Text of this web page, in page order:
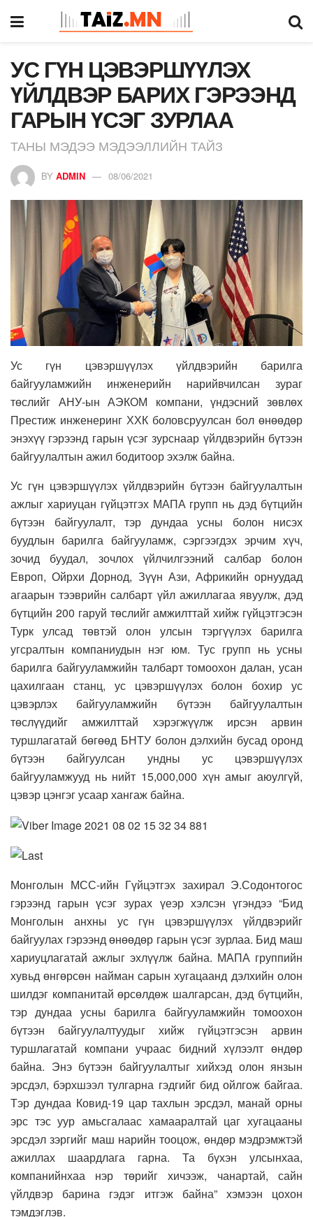
УС ГҮН ЦЭВЭРШҮҮЛЭХ
ҮЙЛДВЭР БАРИХ ГЭРЭЭНД
ГАРЫН ҮСЭГ ЗУРЛАА
ТАНЫ МЭДЭЭ МЭДЭЭЛЛИЙН ТАЙЗ
BY ADMIN 08/06/2021
Ус гүн цэвэршүүлэх үйлдвэрийн барилга
байгууламжийн инженерийн нарийвчилсан зураг
төслийг АНУ-ын АЭКОМ компани, үндэсний зөвлөх
Престиж инженеринг ХХК боловсруулсан бол өнөөдөр
энэхүү гэрээнд гарын үсэг зурснаар үйлдвэрийн бүтээн
байгуулалтын ажил бодитоор эхэлж байна.
Ус гүн цэвэршүүлэх үйлдвэрийн бүтээн байгуулалтын
ажлыг хариуцан гүйцэтгэх МАПА групп нь дэд бүтцийн
бүтээн байгуулалт, тэр дундаа усны болон нисэх
буудлын барилга байгууламж, сэргээгдэх эрчим хүч,
зочид буудал, зочлох үйлчилгээний салбар болон
Европ, Ойрхи Дорнод, Зүүн Ази, Африкийн орнуудад
агаарын тээврийн салбарт үйл ажиллагаа явуулж, дэд
бүтцийн 200 гаруй төслийг амжилттай хийж гүйцэтгэсэн
Турк улсад төвтэй олон улсын тэргүүлэх барилга
угсралтын компаниудын нэг юм. Тус групп нь усны
барилга байгууламжийн талбарт томоохон далан, усан
цахилгаан станц, ус цэвэршүүлэх болон бохир ус
цэвэрлэх байгууламжийн бүтээн байгуулалтын
төслүүдийг амжилттай хэрэгжүүлж ирсэн арвин
туршлагатай бөгөөд БНТУ болон дэлхийн бусад оронд
бүтээн байгуулсан ундны ус цэвэршүүлэх
байгууламжууд нь нийт 15,000,000 хүн амыг аюулгүй,
цэвэр цэнгэг усаар хангаж байна.
Монголын МСС-ийн Гүйцэтгэх захирал Э.Содонтогос
гэрээнд гарын үсэг зурах үеэр хэлсэн үгэндээ “Бид
Монголын анхны ус гүн цэвэршүүлэх үйлдвэрийг
байгуулах гэрээнд өнөөдөр гарын үсэг зурлаа. Бид маш
хариуцлагатай ажлыг эхлүүлж байна. МАПА группийн
хувьд өнгөрсөн найман сарын хугацаанд дэлхийн олон
шилдэг компанитай өрсөлдөж шалгарсан, дэд бүтцийн,
тэр дундаа усны барилга байгууламжийн томоохон
бүтээн байгуулалтуудыг хийж гүйцэтгэсэн арвин
туршлагатай компани учраас бидний хүлээлт өндөр
байна. Энэ бүтээн байгуулалтыг хийхэд олон янзын
эрсдэл, бэрхшээл тулгарна гэдгийг бид ойлгож байгаа.
Тэр дундаа Ковид-19 цар тахлын эрсдэл, манай орны
эрс тэс уур амьсгалаас хамааралтай цаг хугацааны
эрсдэл зэргийг маш нарийн тооцож, өндөр мэдрэмжтэй
ажиллах шаардлага гарна. Та бүхэн улсынхаа,
компанийнхаа нэр төрийг хичээж, чанартай, сайн
үйлдвэр барина гэдэг итгэж байна” хэмээн цохон
тэмдэглэв.